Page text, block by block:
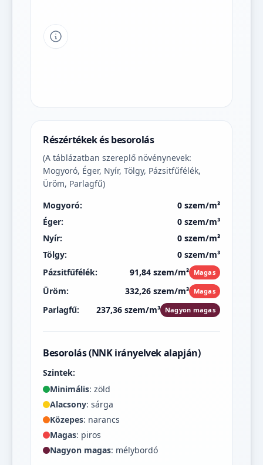
Tipp a grafikon jelmagyarázatához
Részértékek és besorolás
(A táblázatban szereplő növénynevek:
Mogyoró, Éger, Nyír, Tölgy, Pázsitfűfélék,
Üröm, Parlagfű)
Mogyoró:
0 szem/m³
Éger:
0 szem/m³
Nyír:
0 szem/m³
Tölgy:
0 szem/m³
Pázsitfűfélék:
91,84 szem/m³ Magas
Üröm: 332,26 szem/m³ Magas
Parlagfű: 237,36 szem/m³ Nagyon magas
Besorolás (NNK irányelvek alapján)
Szintek:
Minimális: zöld
Alacsony: sárga
Közepes: narancs
Magas: piros
Nagyon magas: mélybordó